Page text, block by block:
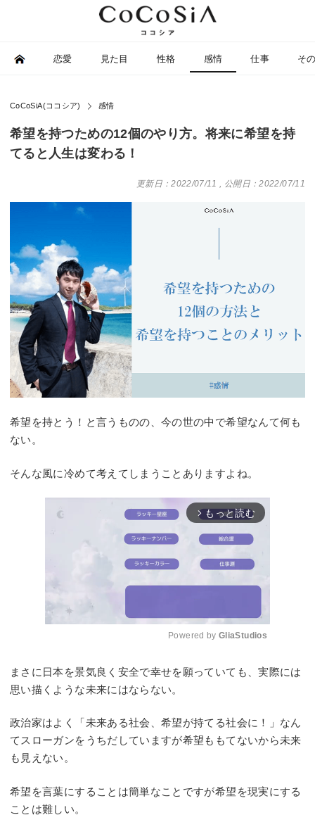
恋愛 見た目 性格 感情 仕事 そ
CoCoSiA(ココシア) 感情
希望を持つための12個のやり方。将来に希望を持
てると人生は変わる！
更新日：2022/07/11 , 公開日：2022/07/11
希望を持とう！と言うものの、今の世の中で希望なんて何も
ない。
そんな風に冷めて考えてしまうことありますよね。
arrow_forward_ios もっと読む
Powered by GliaStudios
まさに日本を景気良く安全で幸せを願っていても、実際には
思い描くような未来にはならない。
政治家はよく「未来ある社会、希望が持てる社会に！」なん
てスローガンをうちだしていますが希望ももてないから未来
も見えない。
希望を言葉にすることは簡単なことですが希望を現実にする
ことは難しい。